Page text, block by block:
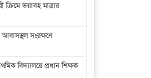
ক্রিমে ভয়াবহ মাত্রার
সংরক্ষণে
বিদ্যালয়ে প্রধান শিক্ষক